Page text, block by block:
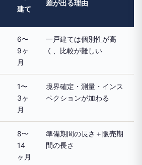
建て
差が出る理由
6〜
9ヶ
月
一戸建ては個別性が高
く、比較が難しい
1〜
3ヶ
月
境界確定・測量・インス
ペクションが加わる
8〜
14
ヶ月
準備期間の長さ＋販売期
間の長さ